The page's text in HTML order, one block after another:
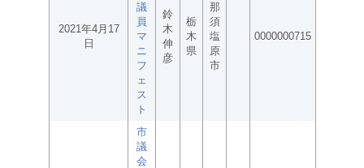
2021年4月17
日
議
員
マ
ニ
フ
ェ
ス
ト
鈴
木
伸
彦
栃
木
県
那
須
塩
原
市
0000000715
市
議
会